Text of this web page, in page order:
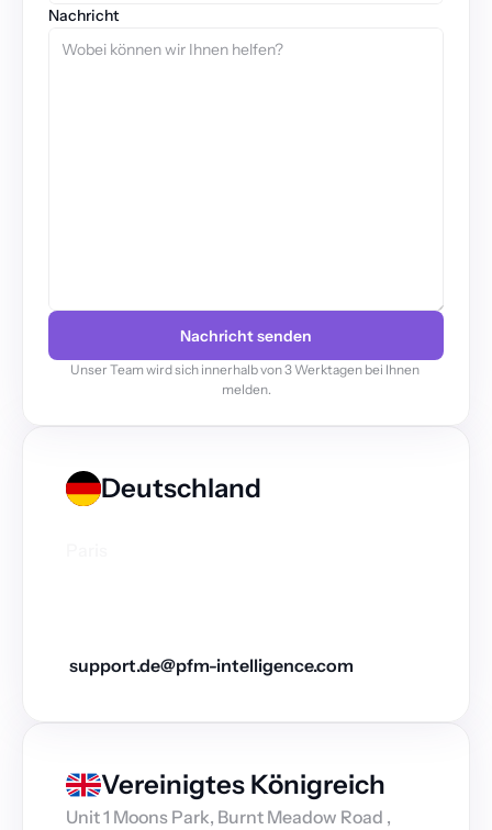
Vereinigtes Königreich
Unit 1 Moons Park, Burnt Meadow Road ,
Deutschland
support.de@pfm-intelligence.com
Nachricht
Nachricht senden
Unser Team wird sich innerhalb von 3 Werktagen bei Ihnen
melden.